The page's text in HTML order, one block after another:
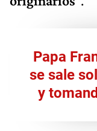
Papa
se sale
y